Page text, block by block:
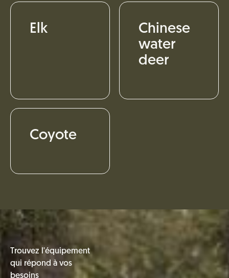
Elk
Chinese
water
deer
Coyote
Trouvez l'équipement
qui répond à vos
besoins